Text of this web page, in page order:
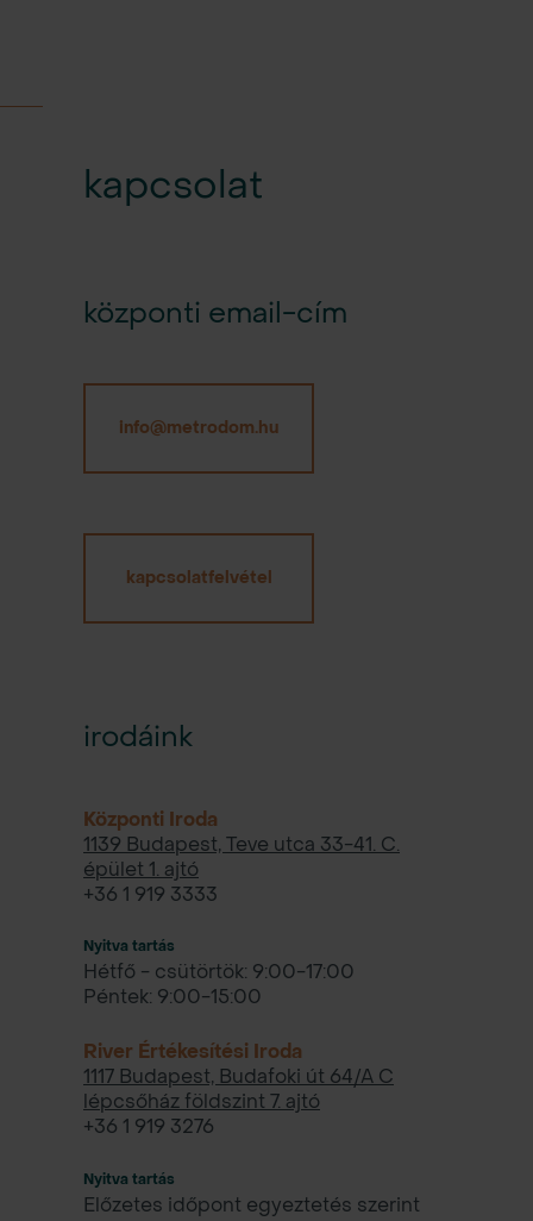
kapcsolat
központi email-cím
info@metrodom.hu
kapcsolatfelvétel
irodáink
Központi Iroda
1139 Budapest, Teve utca 33-41. C.
épület 1. ajtó
+36 1 919 3333
Nyitva tartás
Hétfő - csütörtök: 9:00-17:00
Péntek: 9:00-15:00
River Értékesítési Iroda
1117 Budapest, Budafoki út 64/A C
lépcsőház földszint 7. ajtó
+36 1 919 3276
Nyitva tartás
Előzetes időpont egyeztetés szerint